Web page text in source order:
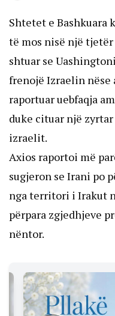
Shtetet e Bashkuara
të mos nisë një
shtuar se
frenojë Izraelin nëse
raportuar uebfaqja
duke cituar një
izraelit.
Axios raportoi më
sugjeron se Irani po
nga territori i Irakut
përpara zgjedhjeve
nëntor.